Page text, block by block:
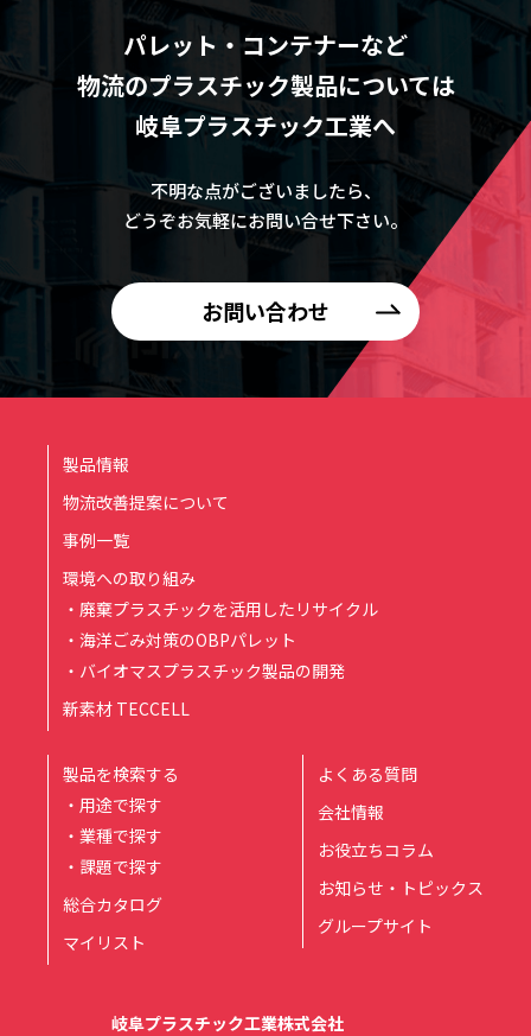
パレット・コンテナーなど
物流のプラスチック製品については
岐阜プラスチック工業へ
不明な点がございましたら、
どうぞお気軽にお問い合せ下さい。
お問い合わせ
製品情報
物流改善提案について
事例一覧
環境への取り組み
・廃棄プラスチックを活用したリサイクル
・海洋ごみ対策のOBPパレット
・バイオマスプラスチック製品の開発
新素材 TECCELL
製品を検索する
・用途で探す
・業種で探す
・課題で探す
総合カタログ
マイリスト
よくある質問
会社情報
お役立ちコラム
お知らせ・トピックス
グループサイト
岐阜プラスチック工業株式会社